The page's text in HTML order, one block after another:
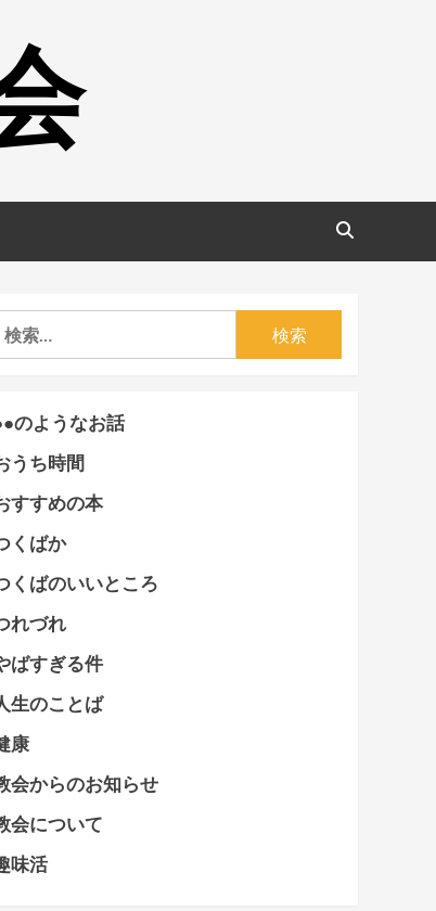
検
索:
のようなお話
うち時間
すすめの本
くばか
くばのいいところ
れづれ
ばすぎる件
生のことば
康
会からのお知らせ
会について
味活